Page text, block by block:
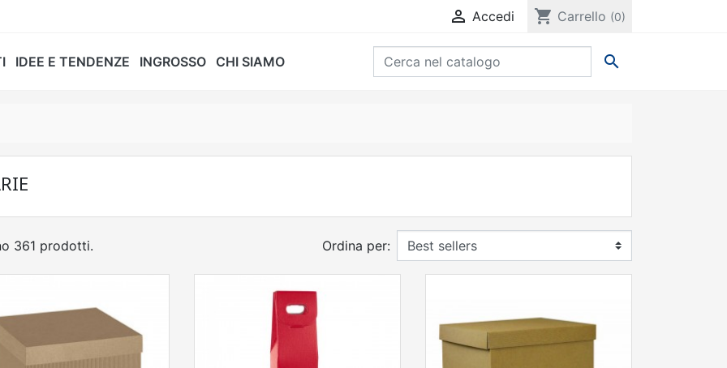
 Accedi shopping_cart Carrello (0)
IDEE E TENDENZE INGROSSO CHI SIAMO 
361 prodotti. Ordina per: